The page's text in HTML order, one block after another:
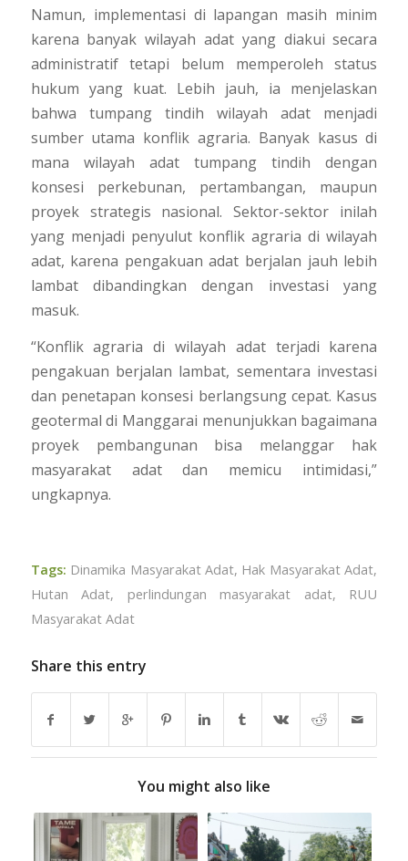
Namun, implementasi di lapangan masih minim
karena banyak wilayah adat yang diakui secara
administratif tetapi belum memperoleh status
hukum yang kuat. Lebih jauh, ia menjelaskan
bahwa tumpang tindih wilayah adat menjadi
sumber utama konflik agraria. Banyak kasus di
mana wilayah adat tumpang tindih dengan
konsesi perkebunan, pertambangan, maupun
proyek strategis nasional. Sektor-sektor inilah
yang menjadi penyulut konflik agraria di wilayah
adat, karena pengakuan adat berjalan jauh lebih
lambat dibandingkan dengan investasi yang
masuk.
“Konflik agraria di wilayah adat terjadi karena
pengakuan berjalan lambat, sementara investasi
dan penetapan konsesi berlangsung cepat. Kasus
geotermal di Manggarai menunjukkan bagaimana
proyek pembangunan bisa melanggar hak
masyarakat adat dan memicu intimidasi,”
ungkapnya.
Tags: Dinamika Masyarakat Adat, Hak Masyarakat Adat,
Hutan Adat, perlindungan masyarakat adat, RUU
Masyarakat Adat
Share this entry
You might also like